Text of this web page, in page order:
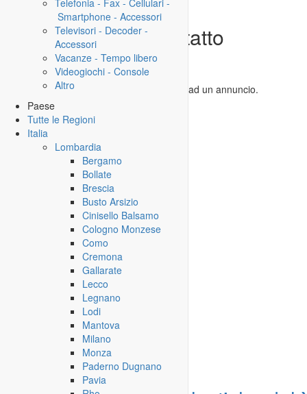
Telefonia - Fax - Cellulari -
Smartphone - Accessori
Televisori - Decoder -
Accessori
Vacanze - Tempo libero
Videogiochi - Console
Altro
Paese
Tutte le Regioni
Italia
Lombardia
Bergamo
Bollate
Brescia
Busto Arsizio
Cinisello Balsamo
Cologno Monzese
Como
Cremona
Gallarate
Lecco
Legnano
Lodi
Mantova
Milano
Monza
Paderno Dugnano
Pavia
Informazioni di contatto
Rispondere a questo annuncio
Solo utenti registrati possono rispondere ad un annuncio.
=> vai alLogin
Annunci simili